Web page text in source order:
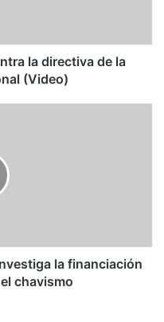
la directiva de la
(Video)
la financiación
chavismo